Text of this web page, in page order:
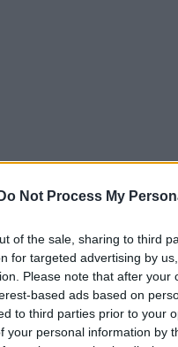
Do Not Process My
of the sale, sharing to third
for targeted advertising by
Please note that after
based ads based on
to third parties prior to your
your personal information by